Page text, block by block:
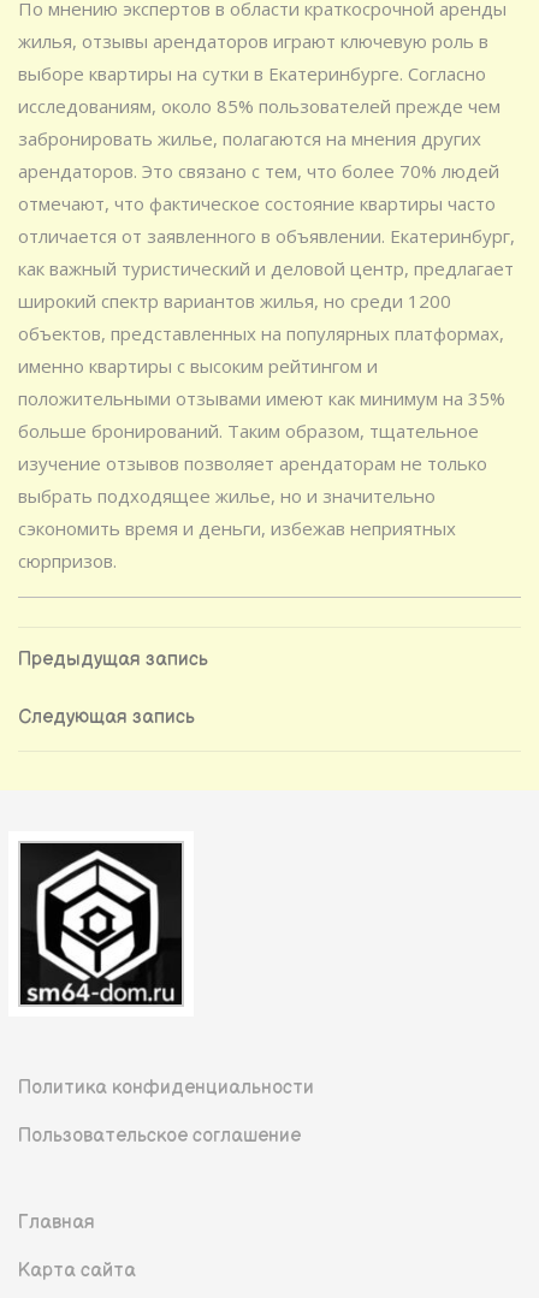
По мнению экспертов в области краткосрочной аренды
жилья, отзывы арендаторов играют ключевую роль в
выборе квартиры на сутки в Екатеринбурге. Согласно
исследованиям, около 85% пользователей прежде чем
забронировать жилье, полагаются на мнения других
арендаторов. Это связано с тем, что более 70% людей
отмечают, что фактическое состояние квартиры часто
отличается от заявленного в объявлении. Екатеринбург,
как важный туристический и деловой центр, предлагает
широкий спектр вариантов жилья, но среди 1200
объектов, представленных на популярных платформах,
именно квартиры с высоким рейтингом и
положительными отзывами имеют как минимум на 35%
больше бронирований. Таким образом, тщательное
изучение отзывов позволяет арендаторам не только
выбрать подходящее жилье, но и значительно
сэкономить время и деньги, избежав неприятных
сюрпризов.
Навигация
по
Предыдущая
Предыдущая запись
Следующая
Следующая запись
Политика конфиденциальности
Пользовательское соглашение
Главная
Карта сайта